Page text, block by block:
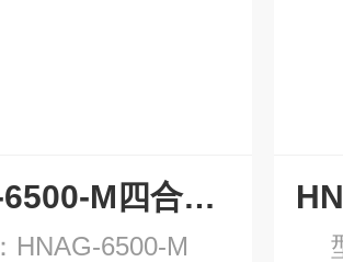
HNAG-6500-M四合一气体在线监测系统
HNAG-6500-M